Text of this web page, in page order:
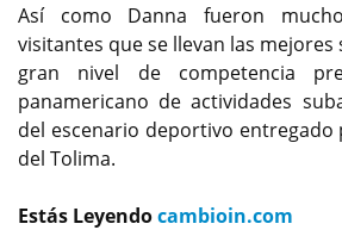
Así como Danna fueron
visitantes que se llevan las
gran nivel de competencia
panamericano de actividades
del escenario deportivo entregado
del Tolima.
Estás Leyendocambioin.com